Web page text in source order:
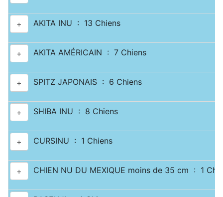
+ AKITA INU : 13 Chiens
+ AKITA AMÉRICAIN : 7 Chiens
+ SPITZ JAPONAIS : 6 Chiens
+ SHIBA INU : 8 Chiens
+ CURSINU : 1 Chiens
+ CHIEN NU DU MEXIQUE moins de 35 cm : 1